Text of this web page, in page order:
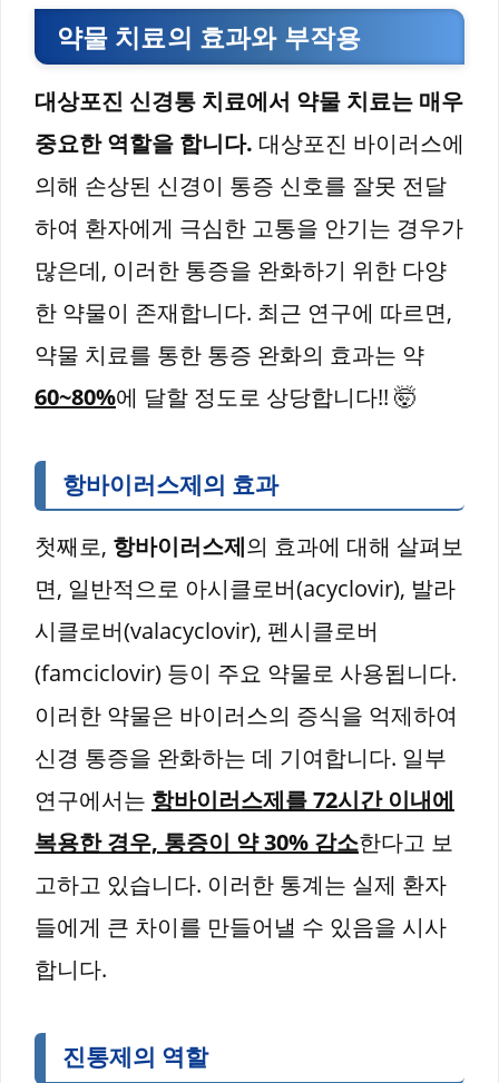
약물 치료의 효과와 부작용
대상포진 신경통 치료에서 약물 치료는 매우
중요한 역할을 합니다. 대상포진 바이러스에
의해 손상된 신경이 통증 신호를 잘못 전달
하여 환자에게 극심한 고통을 안기는 경우가
많은데, 이러한 통증을 완화하기 위한 다양
한 약물이 존재합니다. 최근 연구에 따르면,
약물 치료를 통한 통증 완화의 효과는 약
60~80%에 달할 정도로 상당합니다!! 🤯
항바이러스제의 효과
첫째로, 항바이러스제의 효과에 대해 살펴보
면, 일반적으로 아시클로버(acyclovir), 발라
시클로버(valacyclovir), 펜시클로버
(famciclovir) 등이 주요 약물로 사용됩니다.
이러한 약물은 바이러스의 증식을 억제하여
신경 통증을 완화하는 데 기여합니다. 일부
연구에서는 항바이러스제를 72시간 이내에
복용한 경우, 통증이 약 30% 감소한다고 보
고하고 있습니다. 이러한 통계는 실제 환자
들에게 큰 차이를 만들어낼 수 있음을 시사
합니다.
진통제의 역할